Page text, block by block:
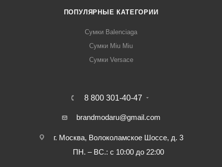
ПОПУЛЯРНЫЕ КАТЕГОРИИ
Сумки Balenciaga
Сумки Miu Miu
Сумки Versace
8 800 301-40-47
brandmodaru@gmail.com
г. Москва, Волоколамское Шоссе, д. 3
ПН. – ВС.: с 10:00 до 22:00